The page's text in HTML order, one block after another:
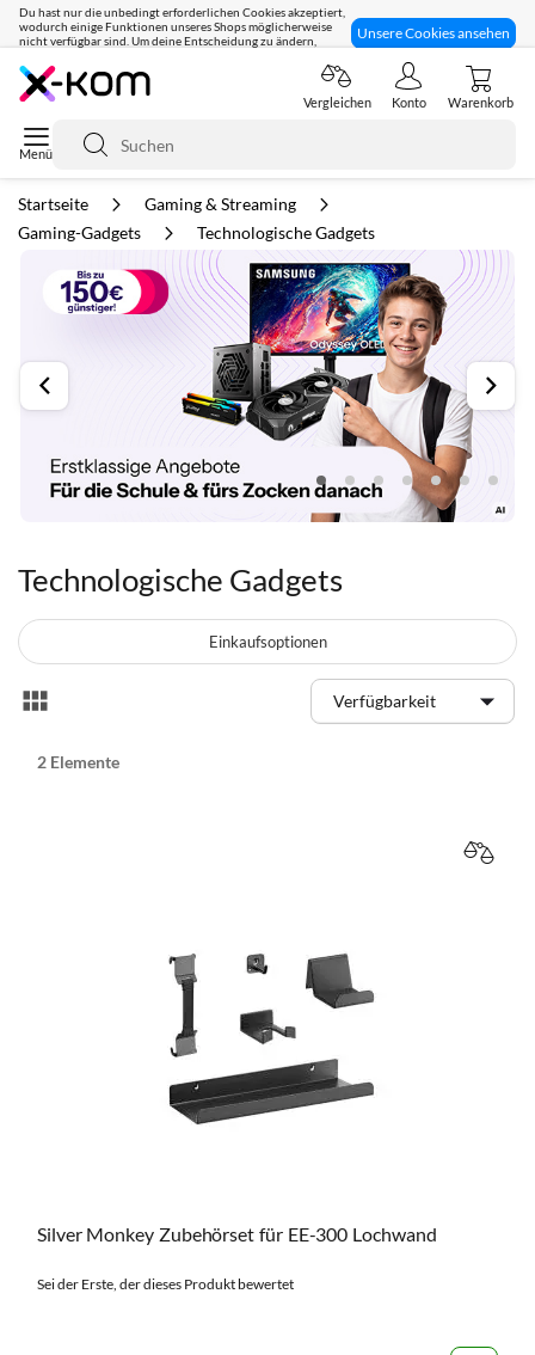
Du hast nur die unbedingt erforderlichen Cookies akzeptiert,
wodurch einige Funktionen unseres Shops möglicherweise
nicht verfügbar sind. Um deine Entscheidung zu ändern,
Unsere Cookies ansehen
Seit 8 Jahren für dich da!
Suche
Vergleichen Konto Warenkorb
Startseite
Gaming & Streaming
Gaming-Gadgets
Technologische Gadgets
Technologische Gadgets
Anzeigen
Liste
2 Elemente
Silver Monkey Zubehörset für EE-300 Lochwand
Sei der Erste, der dieses Produkt bewertet
Einkaufsoptionen